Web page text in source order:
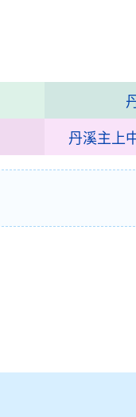
丹溪主上